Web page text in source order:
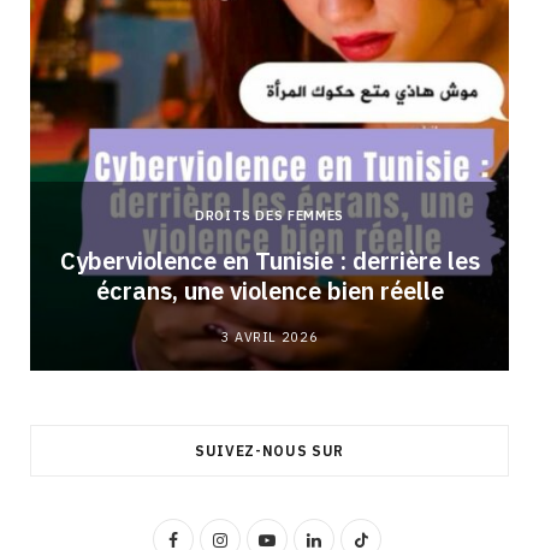
DROITS DES FEMMES
Cyberviolence en Tunisie : derrière les
écrans, une violence bien réelle
3 AVRIL 2026
SUIVEZ-NOUS SUR
F I Y L T